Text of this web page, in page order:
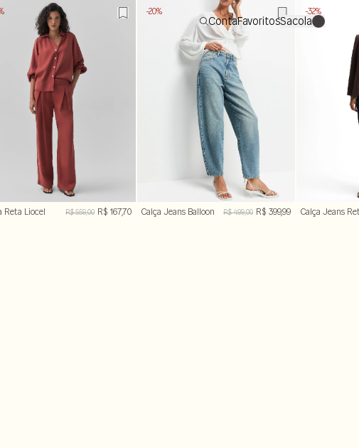
ContaFavoritosSacola
Reta Liocel
R$ 559,00 R$ 167,70
-20%
Calça Jeans Balloon R$ 499,00 R$ 399,99
-32%
Calça Jeans